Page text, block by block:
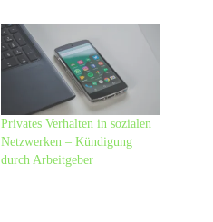
Privates Verhalten in sozialen
Netzwerken – Kündigung
durch Arbeitgeber